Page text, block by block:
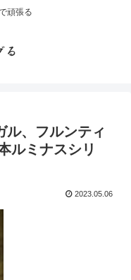
頑張る
る
ル、フルンティ
ルミナスシリ
2023.05.06